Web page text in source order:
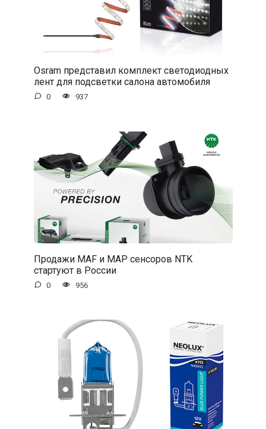
Osram представил комплект светодиодных
лент для подсветки салона автомобиля
0 937
Продажи MAF и MAP сенсоров NTK
стартуют в России
0 956